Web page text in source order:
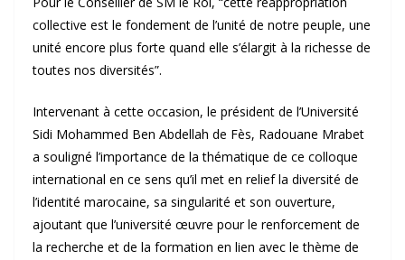
collective est le fondement de l’unité de notre peuple, une
unité encore plus forte quand elle s’élargit à la richesse de
toutes nos diversités”.
Intervenant à cette occasion, le président de l’Université
Sidi Mohammed Ben Abdellah de Fès, Radouane Mrabet
a souligné l’importance de la thématique de ce colloque
international en ce sens qu’il met en relief la diversité de
l’identité marocaine, sa singularité et son ouverture,
ajoutant que l’université œuvre pour le renforcement de
la recherche et de la formation en lien avec le thème de